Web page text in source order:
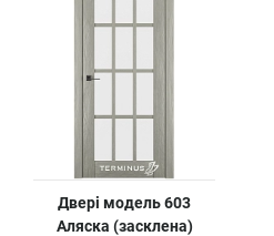
Двері модель 603
Аляска (засклена)